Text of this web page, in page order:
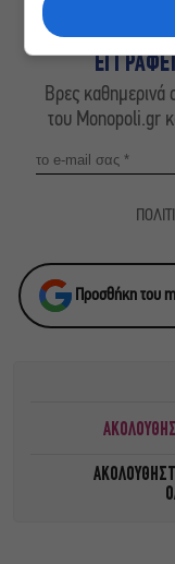
Βρες καθημερινά
του Monopoli.gr
Προσθήκη του